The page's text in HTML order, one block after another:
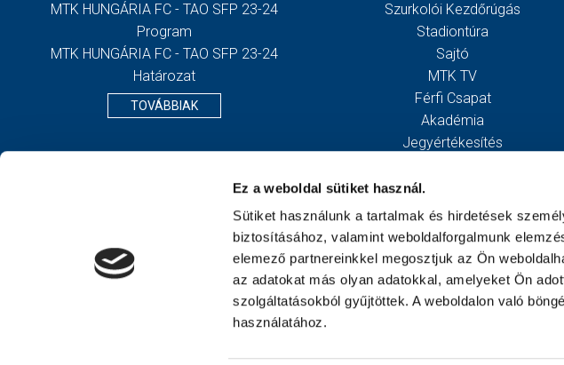
Ez a weboldal sütiket használ.
Sütiket használunk a tartalmak és hirdetések
biztosításához, valamint weboldalforgalmunk
elemező partnereinkkel megosztjuk az Ön
az adatokat más olyan adatokkal, amelyeket Ön
szolgáltatásokból gyűjtöttek. A weboldalon való
használatához.
MTK HUNGÁRIA FC - TAO SFP 23-24
Program
MTK HUNGÁRIA FC - TAO SFP 23-24
Határozat
TOVÁBBIAK
Szurkolói Kezdőrúgás
Stadiontúra
Sajtó
MTK TV
Férfi Csapat
Akadémia
Jegyértékesítés
Egyesület
Kapcsolat